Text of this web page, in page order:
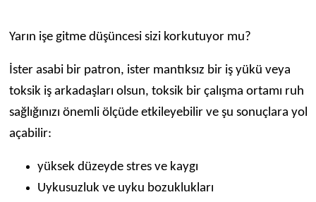
Yarın işe gitme düşüncesi sizi korkutuyor mu?
İster asabi bir patron, ister mantıksız bir iş yükü veya
toksik iş arkadaşları olsun, toksik bir çalışma ortamı ruh
sağlığınızı önemli ölçüde etkileyebilir ve şu sonuçlara yol
açabilir:
yüksek düzeyde stres ve kaygı
Uykusuzluk ve uyku bozuklukları